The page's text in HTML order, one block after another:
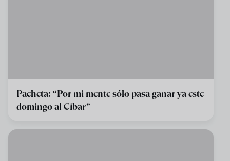
Pacheta: “Por mi mente sólo pasa ganar ya este
domingo al Eibar”